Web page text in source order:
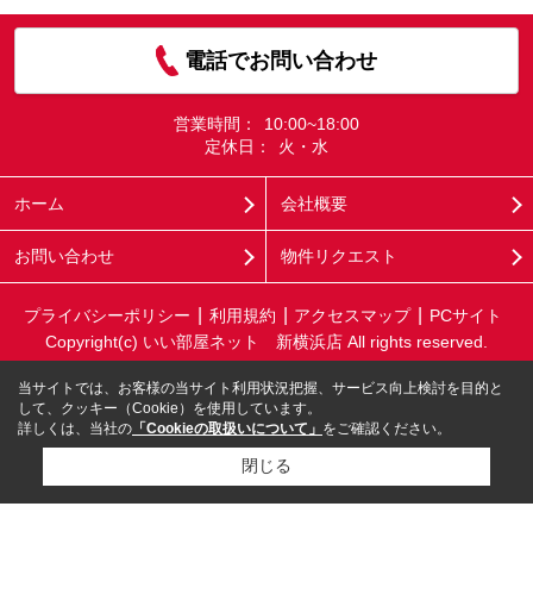
電話でお問い合わせ
営業時間：
10:00~18:00
定休日：
火・水
ホーム 会社概要
お問い合わせ 物件リクエスト
プライバシーポリシー 利用規約 アクセスマップ
PCサイト
Copyright(c) いい部屋ネット 新横浜店 All rights reserved.
当サイトでは、お客様の当サイト利用状況把握、サービス向上検討を目的と
して、クッキー（Cookie）を使用しています。
詳しくは、当社の 「Cookieの取扱いについて」 をご確認ください。
閉じる